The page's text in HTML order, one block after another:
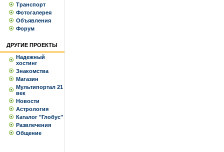
Транспорт
Фотогалерея
Объявления
Форум
ДРУГИЕ ПРОЕКТЫ
Надежный
хостинг
Знакомства
Магазин
Мультипортал 21
век
Новости
Астрология
Каталог "Глобус"
Развлечения
Общение